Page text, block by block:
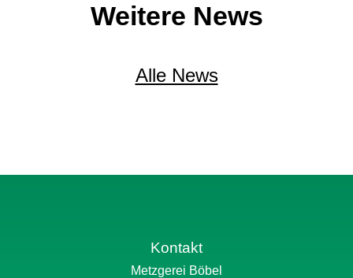
Weitere News
Alle News
Kontakt
Metzgerei Böbel